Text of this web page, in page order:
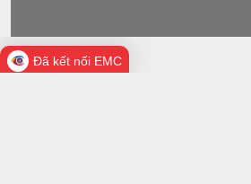
Đã kết nối EMC